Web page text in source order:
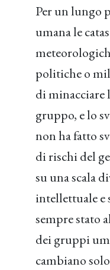
Per un lungo
umana le
politiche o
di minacciare
gruppo, e lo
non ha fatto
di rischi del
su una scala
intellettuale e
sempre stato
dei gruppi
cambiano